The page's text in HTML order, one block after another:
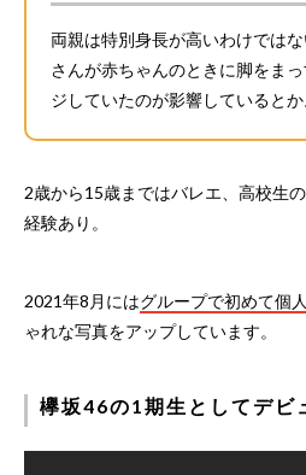
両親は特別身長が高いわけでは
さんが赤ちゃんのときに脚をま
ジしていたのが影響しているとか
2歳から15歳まではバレエ、高校生
経験あり。
2021年8月にはグループで初めて個
ゃれな写真をアップしています。
欅坂46の1期生としてデビ